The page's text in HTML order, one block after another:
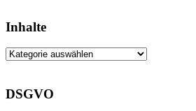
Inhalte
Inhalte
DSGVO